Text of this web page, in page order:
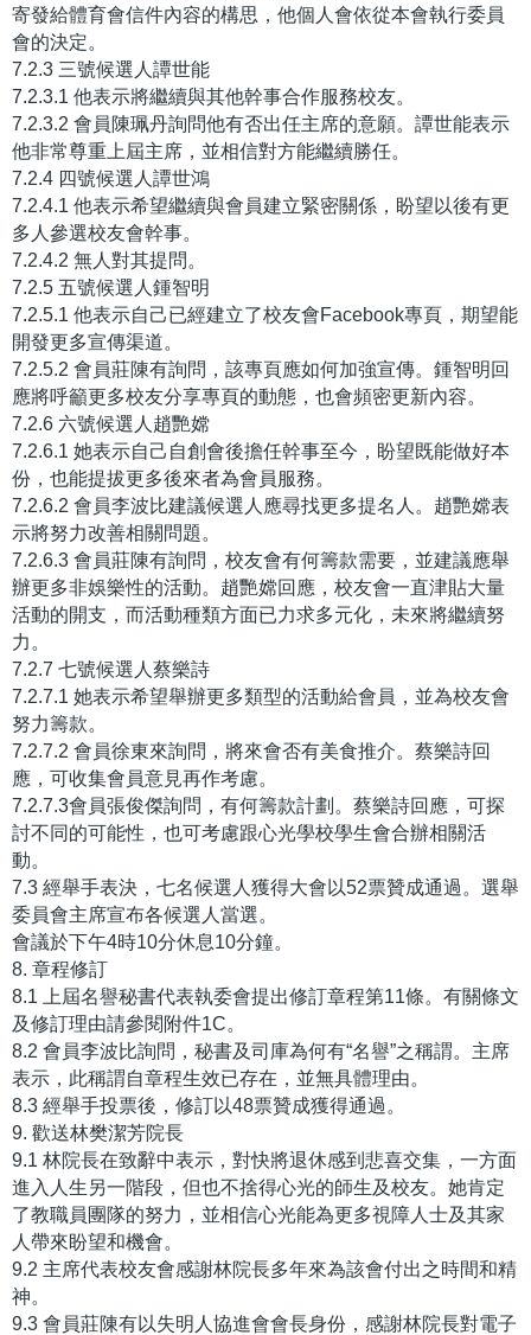
寄發給體育會信件內容的構思，他個人會依從本會執行委員
會的決定。
7.2.3 三號候選人譚世能
7.2.3.1 他表示將繼續與其他幹事合作服務校友。
7.2.3.2 會員陳珮丹詢問他有否出任主席的意願。譚世能表示
他非常尊重上屆主席，並相信對方能繼續勝任。
7.2.4 四號候選人譚世鴻
7.2.4.1 他表示希望繼續與會員建立緊密關係，盼望以後有更
多人參選校友會幹事。
7.2.4.2 無人對其提問。
7.2.5 五號候選人鍾智明
7.2.5.1 他表示自己已經建立了校友會Facebook專頁，期望能
開發更多宣傳渠道。
7.2.5.2 會員莊陳有詢問，該專頁應如何加強宣傳。鍾智明回
應將呼籲更多校友分享專頁的動態，也會頻密更新內容。
7.2.6 六號候選人趙艷嫦
7.2.6.1 她表示自己自創會後擔任幹事至今，盼望既能做好本
份，也能提拔更多後來者為會員服務。
7.2.6.2 會員李波比建議候選人應尋找更多提名人。趙艷嫦表
示將努力改善相關問題。
7.2.6.3 會員莊陳有詢問，校友會有何籌款需要，並建議應舉
辦更多非娛樂性的活動。趙艷嫦回應，校友會一直津貼大量
活動的開支，而活動種類方面已力求多元化，未來將繼續努
力。
7.2.7 七號候選人蔡樂詩
7.2.7.1 她表示希望舉辦更多類型的活動給會員，並為校友會
努力籌款。
7.2.7.2 會員徐東來詢問，將來會否有美食推介。蔡樂詩回
應，可收集會員意見再作考慮。
7.2.7.3會員張俊傑詢問，有何籌款計劃。蔡樂詩回應，可探
討不同的可能性，也可考慮跟心光學校學生會合辦相關活
動。
7.3 經舉手表決，七名候選人獲得大會以52票贊成通過。選舉
委員會主席宣布各候選人當選。
會議於下午4時10分休息10分鐘。
8. 章程修訂
8.1 上屆名譽秘書代表執委會提出修訂章程第11條。有關條文
及修訂理由請參閱附件1C。
8.2 會員李波比詢問，秘書及司庫為何有“名譽”之稱謂。主席
表示，此稱謂自章程生效已存在，並無具體理由。
8.3 經舉手投票後，修訂以48票贊成獲得通過。
9. 歡送林樊潔芳院長
9.1 林院長在致辭中表示，對快將退休感到悲喜交集，一方面
進入人生另一階段，但也不捨得心光的師生及校友。她肯定
了教職員團隊的努力，並相信心光能為更多視障人士及其家
人帶來盼望和機會。
9.2 主席代表校友會感謝林院長多年來為該會付出之時間和精
神。
9.3 會員莊陳有以失明人協進會會長身份，感謝林院長對電子